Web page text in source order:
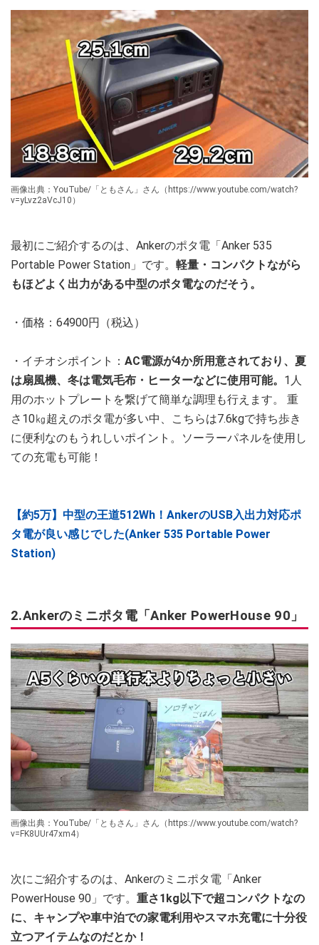
画像出典：YouTube/「ともさん」さん（https://www.youtube.com/watch?
v=yLvz2aVcJ10）
最初にご紹介するのは、Ankerのポタ電「Anker 535
Portable Power Station」です。 軽量・コンパクトながら
もほどよく出力がある中型のポタ電なのだそう。
・価格：64900円（税込）
・イチオシポイント： AC電源が4か所用意されており、夏
は扇風機、冬は電気毛布・ヒーターなどに使用可能。 1人
用のホットプレートを繋げて簡単な調理も行えます。 重
さ10㎏超えのポタ電が多い中、こちらは7.6kgで持ち歩き
に便利なのもうれしいポイント。ソーラーパネルを使用し
ての充電も可能！
【約5万】中型の王道512Wh！AnkerのUSB入出力対応ポ
タ電が良い感じでした(Anker 535 Portable Power
Station)
2.Ankerのミニポタ電「Anker PowerHouse 90」
画像出典：YouTube/「ともさん」さん（https://www.youtube.com/watch?
v=FK8UUr47xm4）
次にご紹介するのは、Ankerのミニポタ電「Anker
PowerHouse 90」です。 重さ1kg以下で超コンパクトなの
に、キャンプや車中泊での家電利用やスマホ充電に十分役
立つアイテムなのだとか！